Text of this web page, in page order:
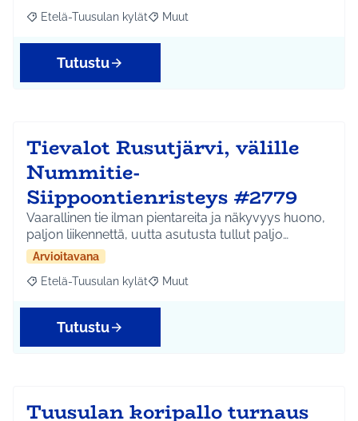
Rajaa tulokset aihepiirin mukaan: Etelä-Tuusulan kylät
Etelä-Tuusulan kylät Rajaa tulokset teeman mukaan: Muut
Muut
Tutustu
Tievalot Rusutjärvi, välille
Nummitie-
Siippoontienristeys #2779
Vaarallinen tie ilman pientareita ja näkyvyys huono,
paljon liikennettä, uutta asutusta tullut paljo…
Arvioitavana
Rajaa tulokset aihepiirin mukaan: Etelä-Tuusulan kylät
Etelä-Tuusulan kylät Rajaa tulokset teeman mukaan: Muut
Muut
Tutustu
Tuusulan koripallo turnaus